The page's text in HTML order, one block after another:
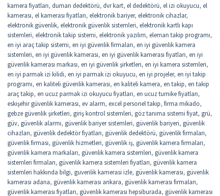
kamera fiyatları, duman dedektörü, dvr kart, el dedektörü, el izi okuyucu, el
kamerası, el kamerası fiyatları, elektronik bariyer, elektronik cihazlar,
elektronik güvenlik, elektronik güvenlik sistemleri, elektronik kartlı kapı
sistemleri, elektronik takip sistemi, elektronik yazılım, eleman takip programı,
en iyi araç takip sistemi, en iyi güvenlik firmaları, en iyi güvenlik kamera
sistemleri, en iyi güvenlik kamerası, en iyi güvenlik kamerası fiyatları, en iyi
güvenlik kamerası markası, en iyi güvenlik şirketleri, en iyi kamera sistemleri,
en iyi parmak izi kilidi, en iyi parmak izi okuyucu, en iyi projeler, en iyi takip
programı, en kaliteli güvenlik kamerası, en kaliteli kamera, en takip, en takip
araç takip, en ucuz parmak izi okuyucu fiyatları, en ucuz turnike fiyatları,
eskişehir güvenlik kamerası, ev alarm, excel personel takip, firma mikado,
gebze güvenlik şirketleri, giriş kontrol sistemleri, göz tanıma sistemi fiyat, grü,
güv, güvenlik alarmı, güvenlik bariyer sistemleri, güvenlik bariyeri, güvenlik
cihazları, güvenlik dedektör fiyatları, güvenlik dedektörü, güvenlik firmaları,
güvenlik firması, güvenlik hizmetleri, güvenlik iş, güvenlik kamera firmaları,
güvenlik kamera markaları, güvenlik kamera sistemleri, güvenlik kamera
sistemleri firmaları, güvenlik kamera sistemleri fiyatları, güvenlik kamera
sistemleri hakkında bilgi, guvenlik kamerasi izle, güvenlik kamerası, güvenlik
kamerası adana, güvenlik kamerası ankara, güvenlik kamerası firmaları,
güvenlik kamerası fiyatları, güvenlik kamerası hepsiburada, güvenlik kamerası